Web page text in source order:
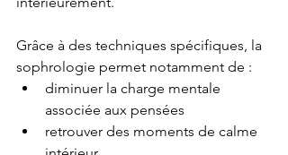
Grâce à des techniques spécifiques, la
sophrologie permet notamment de :
diminuer la charge mentale
associée aux pensées
retrouver des moments de calme